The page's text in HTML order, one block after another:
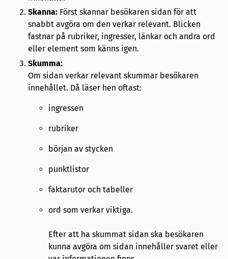
Skanna: Först skannar besökaren sidan för att
snabbt avgöra om den verkar relevant. Blicken
fastnar på rubriker, ingresser, länkar och andra ord
eller element som känns igen.
Skumma:
Om sidan verkar relevant skummar besökaren
innehållet. Då läser hen oftast:
ingressen
rubriker
början av stycken
punktlistor
faktarutor och tabeller
ord som verkar viktiga.
Efter att ha skummat sidan ska besökaren
kunna avgöra om sidan innehåller svaret eller